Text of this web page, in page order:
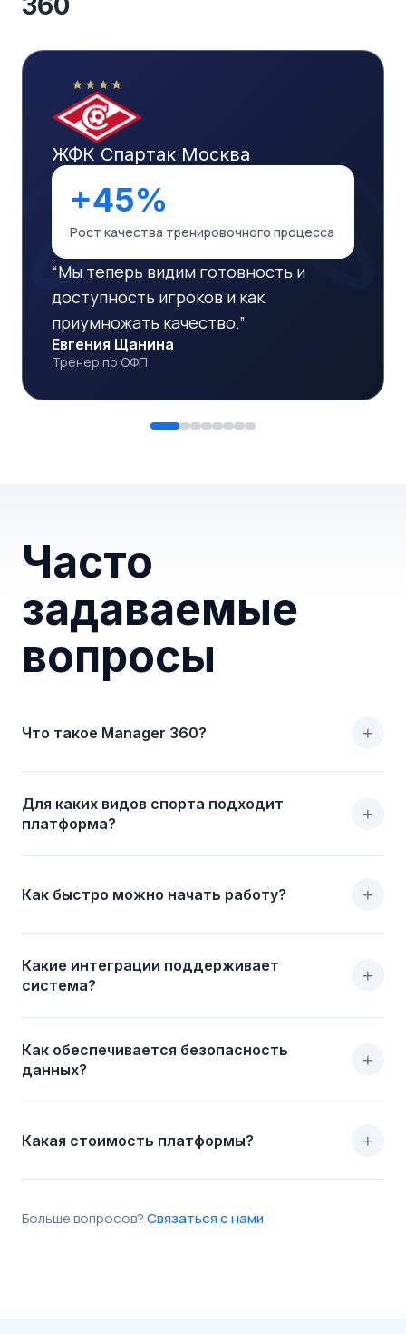
ЖФК Спартак Москва
+45%
Рост качества тренировочного процесса
“Мы теперь видим готовность и
доступность игроков и как
приумножать качество.”
Евгения Щанина
Тренер по ОФП
Часто
задаваемые
вопросы
Что такое Manager 360? +
Для каких видов спорта подходит
платформа?
+
Как быстро можно начать работу? +
Какие интеграции поддерживает
система?
+
Как обеспечивается безопасность
данных?
+
Какая стоимость платформы? +
Больше вопросов?Связаться с нами